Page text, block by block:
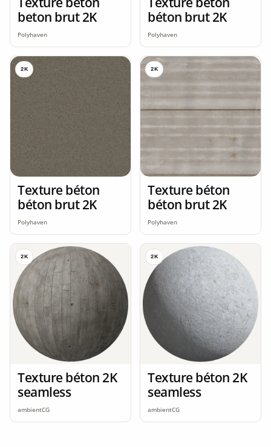
beton brut 2K
Polyhaven
béton brut 2K
Polyhaven
2K
Texture béton
béton brut 2K
Polyhaven
2K
Texture béton
béton brut 2K
Polyhaven
2K
Texture béton 2K
seamless
ambientCG
2K
Texture béton 2K
seamless
ambientCG